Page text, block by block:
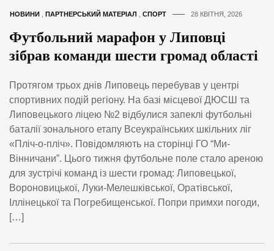
НОВИНИ ПАРТНЕРСЬКИЙ МАТЕРІАЛ СПОРТ 28 КВІТНЯ, 2026
Футбольний марафон у Липовці
зібрав команди шести громад області
Протягом трьох днів Липовець перебував у центрі
спортивних подій регіону. На базі місцевої ДЮСШ та
Липовецького ліцею №2 відбулися запеклі футбольні
баталії зонального етапу Всеукраїнських шкільних ліг
«Пліч-о-пліч». Повідомляють на сторінці ГО “Ми-
Вінничани”. Цього тижня футбольне поле стало ареною
для зустрічі команд із шести громад: Липовецької,
Вороновицької, Луки-Мелешківської, Оратівської,
Іллінецької та Погребищенської. Попри примхи погоди,
[…]